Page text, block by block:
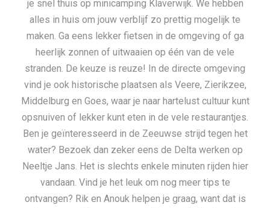
je snel thuis op minicamping Klaverwijk. We hebben
alles in huis om jouw verblijf zo prettig mogelijk te
maken. Ga eens lekker fietsen in de omgeving of ga
heerlijk zonnen of uitwaaien op één van de vele
stranden. De keuze is reuze! In de directe omgeving
vind je ook historische plaatsen als Veere, Zierikzee,
Middelburg en Goes, waar je naar hartelust cultuur kunt
opsnuiven of lekker kunt eten in de vele restaurantjes.
Ben je geïnteresseerd in de Zeeuwse strijd tegen het
water? Bezoek dan zeker eens de Delta werken op
Neeltje Jans. Het is slechts enkele minuten rijden hier
vandaan. Vind je het leuk om nog meer tips te
ontvangen? Rik en Anouk helpen je graag, want dat is